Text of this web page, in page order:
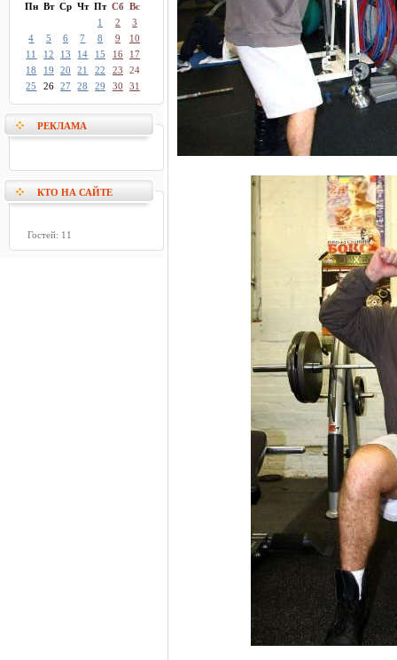
Пн Вт Ср Чт Пт Сб Вс
1
2
3
4
5 6 7 8 9
10
11
12 13 14 15 16
17
18
19 20 21 22 23
24
25
26 27 28 29 30 31
РЕКЛАМА
КТО НА САЙТЕ
Гостей: 11